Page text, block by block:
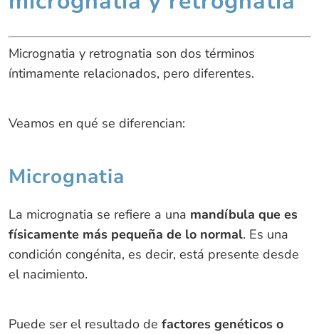
Micrognatia y retrognatia son dos términos
íntimamente relacionados, pero diferentes.
Veamos en qué se diferencian:
Micrognatia
La micrognatia se refiere a una mandíbula que es
físicamente más pequeña de lo normal. Es una
condición congénita, es decir, está presente desde
el nacimiento.
Puede ser el resultado de factores genéticos o